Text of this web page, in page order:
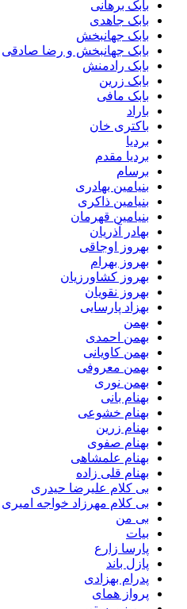
بابک برهانی
بابک جاهدی
بابک جهانبخش
بابک جهانبخش و رضا صادقی
بابک رادمنش
بابک زرین
بابک مافی
باراد
باکتری خان
بردیا
بردیا مقدم
برسام
بنیامین بهادری
بنیامین ذاکری
بنیامین قهرمان
بهادر آذریان
بهروز اوجاقی
بهروز بهرام
بهروز کشاورزیان
بهروز نقویان
بهزاد پارسایی
بهمن
بهمن احمدی
بهمن کاویانی
بهمن معروفی
بهمن نوری
بهنام بانی
بهنام خشوعی
بهنام زرین
بهنام صفوی
بهنام علمشاهی
بهنام قلی زاده
بی کلام علیرضا حیدری
بی کلام مهرزاد خواجه امیری
بی من
بیات
پارسا زارع
پازل باند
پدرام بهزادی
پرواز همای